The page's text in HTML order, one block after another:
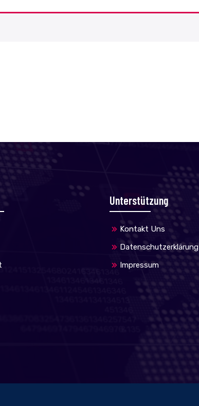
Unterstützung
Kontakt Uns
Datenschutzerklärung
Impressum